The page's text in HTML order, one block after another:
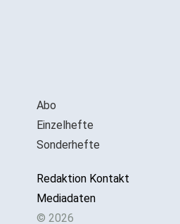
Abo
Einzelhefte
Sonderhefte
Redaktion Kontakt
Mediadaten
© 2026